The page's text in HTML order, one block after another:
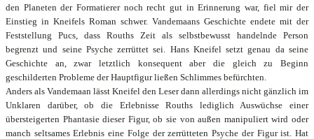
den Planeten der Formatierer noch recht gut in Erinnerung war, fiel mir der
Einstieg in Kneifels Roman schwer. Vandemaans Geschichte endete mit der
Feststellung Pucs, dass Rouths Zeit als selbstbewusst handelnde Person
begrenzt und seine Psyche zerrüttet sei. Hans Kneifel setzt genau da seine
Geschichte an, zwar letztlich konsequent aber die gleich zu Beginn
geschilderten Probleme der Hauptfigur ließen Schlimmes befürchten.
Anders als Vandemaan lässt Kneifel den Leser dann allerdings nicht gänzlich im
Unklaren darüber, ob die Erlebnisse Rouths lediglich Auswüchse einer
übersteigerten Phantasie dieser Figur, ob sie von außen manipuliert wird oder
manch seltsames Erlebnis eine Folge der zerrütteten Psyche der Figur ist. Hat